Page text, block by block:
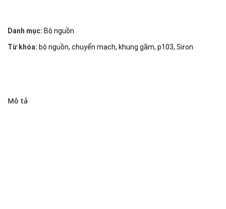
Danh mục: Bộ nguồn
Từ khóa: bộ nguồn, chuyển mạch, khung gầm, p103, Siron
Mô tả